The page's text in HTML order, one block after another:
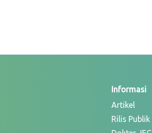
Informasi
Artikel
Rilis Publik